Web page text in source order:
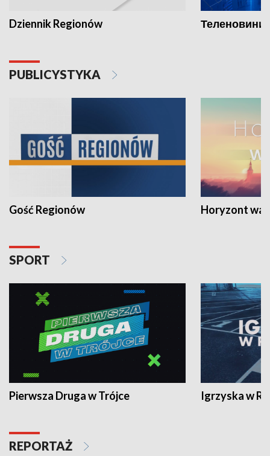
Dziennik Regionów Теленовини
PUBLICYSTYKA
Gość Regionów Horyzont
SPORT
Pierwsza Druga w Trójce Igrzyska w
REPORTAŻ